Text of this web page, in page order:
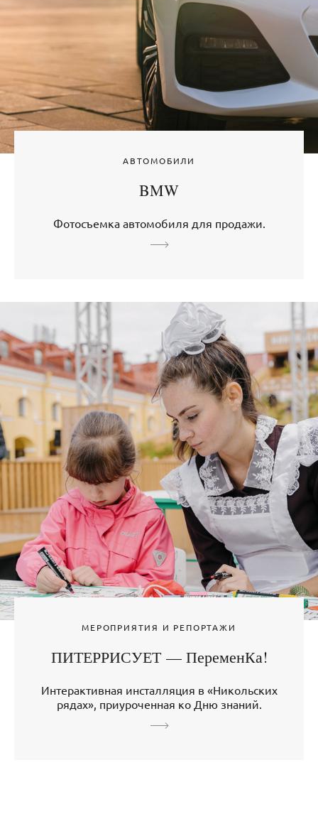
АВТОМОБИЛИ
BMW
Фотосъемка автомобиля для продажи.
МЕРОПРИЯТИЯ И РЕПОРТАЖИ
ПИТЕРРИСУЕТ — ПеременКа!
Интерактивная инсталляция в «Никольских
рядах», приуроченная ко Дню знаний.